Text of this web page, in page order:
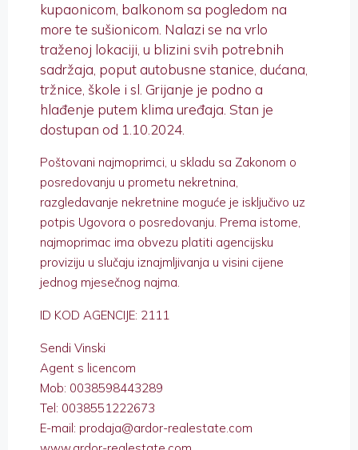
kupaonicom, balkonom sa pogledom na
more te sušionicom. Nalazi se na vrlo
traženoj lokaciji, u blizini svih potrebnih
sadržaja, poput autobusne stanice, dućana,
tržnice, škole i sl. Grijanje je podno a
hlađenje putem klima uređaja. Stan je
dostupan od 1.10.2024.
Poštovani najmoprimci, u skladu sa Zakonom o
posredovanju u prometu nekretnina,
razgledavanje nekretnine moguće je isključivo uz
potpis Ugovora o posredovanju. Prema istome,
najmoprimac ima obvezu platiti agencijsku
proviziju u slučaju iznajmljivanja u visini cijene
jednog mjesečnog najma.
ID KOD AGENCIJE: 2111
Sendi Vinski
Agent s licencom
Mob: 0038598443289
Tel: 0038551222673
E-mail: prodaja@ardor-realestate.com